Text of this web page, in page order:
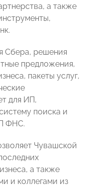
а также
Сбера, решения
предложения,
пакеты услуг,
для ИП,
поиска и
ФНС.
Чувашской
а также
и коллегами из